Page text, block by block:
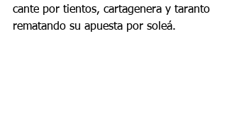
cante por tientos, cartagenera y taranto
rematando su apuesta por soleá.